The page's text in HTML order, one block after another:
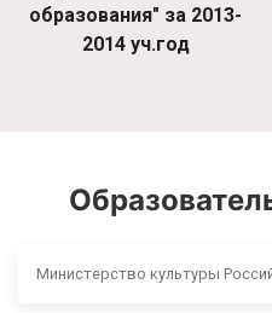
образования" за 2013-
2014 уч.год
Министерство культуры